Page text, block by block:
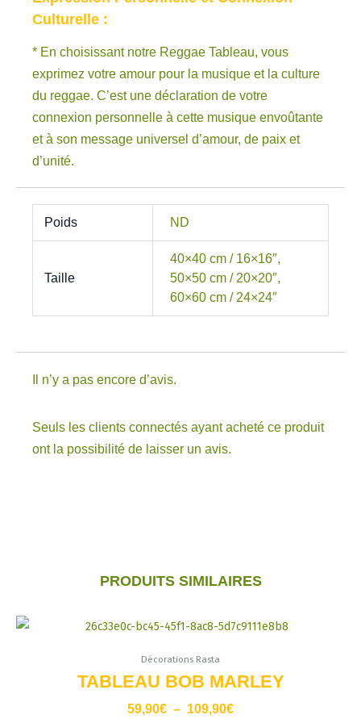
Culturelle :
* En choisissant notre Reggae Tableau, vous
exprimez votre amour pour la musique et la culture
du reggae. C’est une déclaration de votre
connexion personnelle à cette musique envoûtante
et à son message universel d’amour, de paix et
d’unité.
Poids ND
Taille
40×40 cm / 16×16″,
50×50 cm / 20×20″,
60×60 cm / 24×24″
Il n’y a pas encore d’avis.
Seuls les clients connectés ayant acheté ce produit
ont la possibilité de laisser un avis.
PRODUITS SIMILAIRES
Décorations Rasta
TABLEAU BOB MARLEY
59,90€ – 109,90€
Plage
à
109,90€
Ce
plusieurs